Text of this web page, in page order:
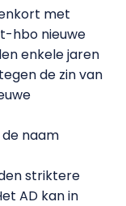
met
hbo nieuwe
enkele jaren
de zin van
naam
striktere
AD kan in